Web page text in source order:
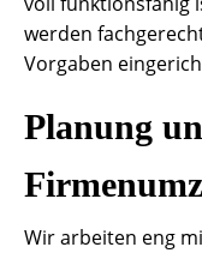
werden
Vorgaben
Planung
Wir arbeiten eng